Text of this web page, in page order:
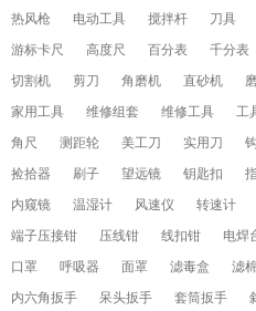
热风枪
电动工具 搅拌杆 刀具
游标卡尺
高度尺 百分表 千分表
切割机
剪刀 角磨机 直砂机
家用工具
维修组套 维修工具 工
角尺
测距轮 美工刀 实用刀
捡拾器
刷子 望远镜 钥匙扣
内窥镜
温湿计 风速仪 转速计
端子压接钳
压线钳 线扣钳 电焊
口罩
呼吸器 面罩 滤毒盒 滤
内六角扳手
呆头扳手 套筒扳手